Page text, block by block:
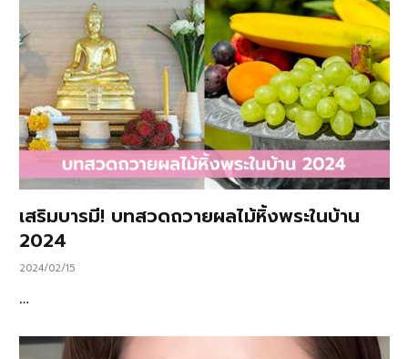
เสริมบารมี! บทสวดถวายผลไม้หิ้งพระในบ้าน
2024
2024/02/15
…